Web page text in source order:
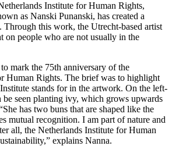
Institute for Human Rights,
as Nanski Punanski, has created a
Through this work, the Utrecht-based artist
on people who are not usually in the
mark the 75th anniversary of the
Human Rights. The brief was to highlight
stands for in the artwork. On the left-
be seen planting ivy, which grows upwards
has two buns that are shaped like the
mutual recognition. I am part of nature and
all, the Netherlands Institute for Human
explains Nanna.